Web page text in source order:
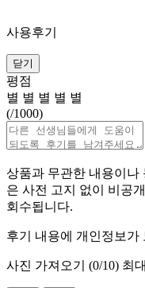
사용후기
닫기
평점
별 별 별 별 별
(/1000)
상품과 무관한 내용이나
은 사전 고지 없이 비공
회수됩니다.
후기 내용에 개인정보가
사진 가져오기 (0/10) 최